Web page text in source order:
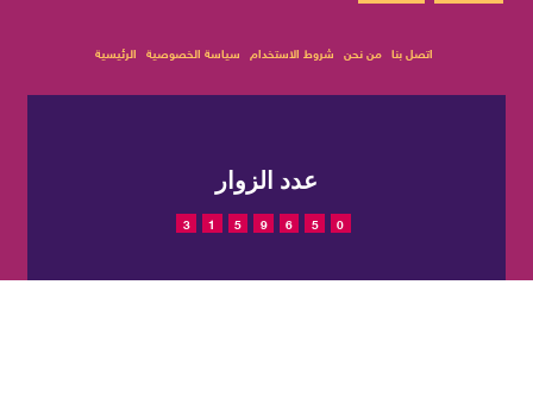
الرئيسية سياسة الخصوصية شروط الاستخدام من نحن اتصل بنا
عدد الزوار
3 1 5 9 6 5 0